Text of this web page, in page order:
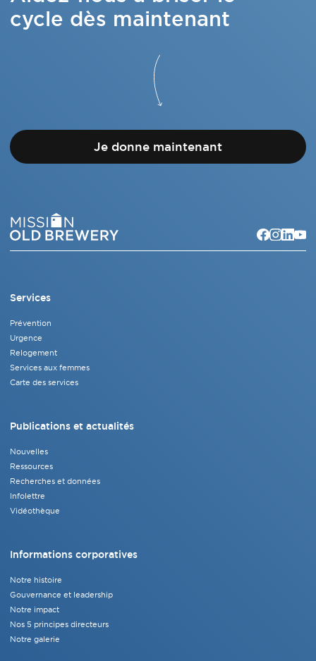
cycle dès maintenant
Je donne maintenant
Services
Prévention
Urgence
Relogement
Services aux femmes
Carte des services
Publications et actualités
Nouvelles
Ressources
Recherches et données
Infolettre
Vidéothèque
Informations corporatives
Notre histoire
Gouvernance et leadership
Notre impact
Nos 5 principes directeurs
Notre galerie